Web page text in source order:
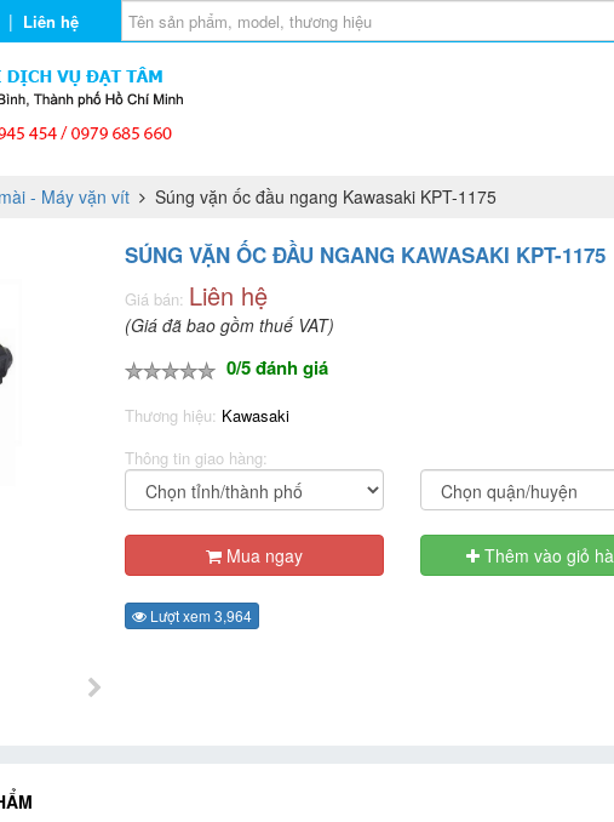
| Liên hệ
- Máy vặn vít Súng vặn ốc đầu ngang Kawasaki KPT-1175
SÚNG VẶN ỐC ĐẦU NGANG KAWASAKI KPT-1175
Giá bán: Liên hệ
(Giá đã bao gồm thuế VAT)
0/5 đánh giá
Thương hiệu: Kawasaki
Thông tin giao hàng:
Mua ngay Thêm vào giỏ
Lượt xem 3,964